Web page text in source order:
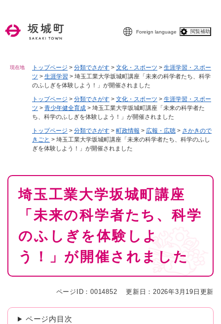
Foreign language 閲覧補助
現在地 トップページ > 分類でさがす > 文化・スポーツ > 生涯学習・スポー
ツ > 生涯学習 > 埼玉工業大学坂城町講座「未来の科学者たち、科学
のふしぎを体験しよう！」が開催されました
トップページ > 分類でさがす > 文化・スポーツ > 生涯学習・スポー
ツ > 青少年健全育成 > 埼玉工業大学坂城町講座「未来の科学者た
ち、科学のふしぎを体験しよう！」が開催されました
トップページ > 分類でさがす > 町政情報 > 広報・広聴 > さかきので
きごと > 埼玉工業大学坂城町講座「未来の科学者たち、科学のふし
ぎを体験しよう！」が開催されました
本
埼玉工業大学坂城町講座
「未来の科学者たち、科学
のふしぎを体験しよ
う！」が開催されました
ページID：0014852 更新日：2026年3月19日更新
ページ内目次